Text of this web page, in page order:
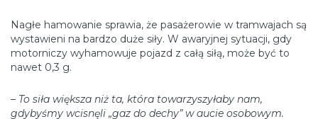
Nagłe hamowanie sprawia, że pasażerowie w tramwajach są
wystawieni na bardzo duże siły. W awaryjnej sytuacji, gdy
motorniczy wyhamowuje pojazd z całą siłą, może być to
nawet 0,3 g.
– To siła większa niż ta, która towarzyszyłaby nam,
gdybyśmy wcisnęli „gaz do dechy” w aucie osobowym.